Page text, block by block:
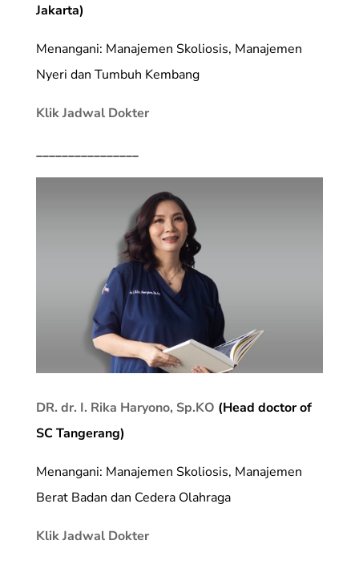
Jakarta)
Menangani: Manajemen Skoliosis, Manajemen
Nyeri dan Tumbuh Kembang
Klik Jadwal Dokter
________________
DR. dr. I. Rika Haryono, Sp.KO (Head doctor of
SC Tangerang)
Menangani: Manajemen Skoliosis, Manajemen
Berat Badan dan Cedera Olahraga
Klik Jadwal Dokter